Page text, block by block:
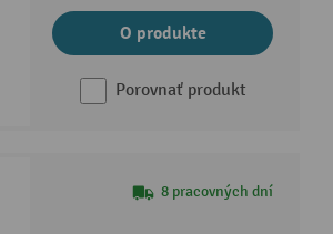
O produkte
Porovnať produkt
8 pracovných dní